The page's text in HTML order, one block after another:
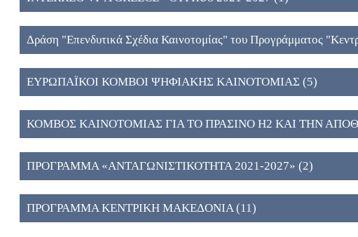
Δράση "Eπενδυτικά Σχέδια Καινοτομίας" του Προγράμματος
ΕΥΡΩΠΑΪΚΟΙ ΚΟΜΒΟΙ ΨΗΦΙΑΚΗΣ ΚΑΙΝΟΤΟΜΙΑΣ (5)
ΚΟΜΒΟΣ ΚΑΙΝΟΤΟΜΙΑΣ ΓΙΑ ΤΟ ΠΡΑΣΙΝΟ Η2 ΚΑΙ ΤΗΝ
ΠΡΟΓΡΑΜΜΑ «ΑΝΤΑΓΩΝΙΣΤΙΚΟΤΗΤΑ 2021-2027» (2)
ΠΡΟΓΡΑΜΜΑ ΚΕΝΤΡΙΚΗ ΜΑΚΕΔΟΝΙΑ (11)